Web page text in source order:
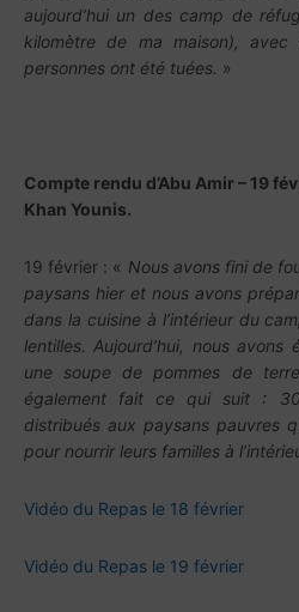
aujourd’hui un des camp de
kilomètre de ma maison),
personnes ont été tuées. »
Compte rendu d’Abu Amir – 19
Khan Younis.
19 février : « Nous avons fini de
paysans hier et nous avons
dans la cuisine à l’intérieur du
lentilles. Aujourd’hui, nous
une soupe de pommes de
également fait ce qui suit :
distribués aux paysans pauvres
pour nourrir leurs familles à
Vidéo du Repas le 18 février
Vidéo du Repas le 19 février